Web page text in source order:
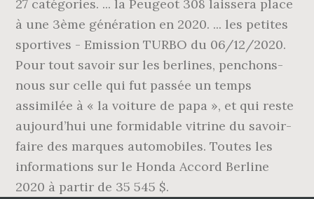
27 catégories. ... la Peugeot 308 laissera place
à une 3ème génération en 2020. ... les petites
sportives - Emission TURBO du 06/12/2020.
Pour tout savoir sur les berlines, penchons-
nous sur celle qui fut passée un temps
assimilée à « la voiture de papa », et qui reste
aujourd’hui une formidable vitrine du savoir-
faire des marques automobiles. Toutes les
informations sur le Honda Accord Berline
2020 à partir de 35 545 $.